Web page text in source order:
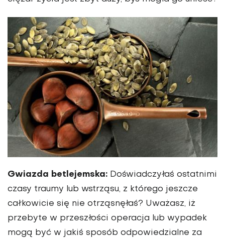
Gwiazda betlejemska: Doświadczyłaś ostatnimi
czasy traumy lub wstrząsu, z którego jeszcze
całkowicie się nie otrząsnęłaś? Uważasz, iż
przebyte w przeszłości operacja lub wypadek
mogą być w jakiś sposób odpowiedzialne za